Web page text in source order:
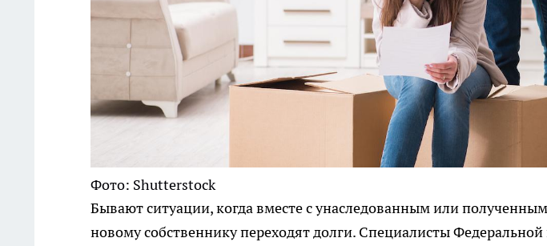
Фото: Shutterstock
Бывают ситуации, когда вместе с унаследованным или
новому собственнику переходят долги. Специалисты